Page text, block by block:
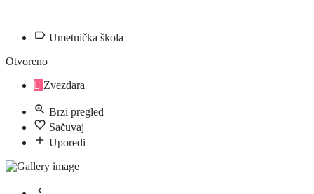
Umetnička škola
Otvoreno
Zvezdara
Brzi pregled
Sačuvaj
Uporedi